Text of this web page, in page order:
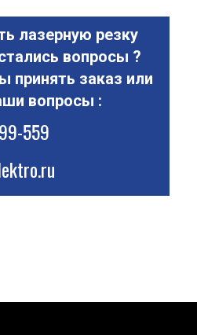
лазерную резку
вопросы ?
заказ или
вопросы :
559